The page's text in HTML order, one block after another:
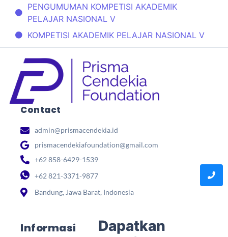
PENGUMUMAN KOMPETISI AKADEMIK
PELAJAR NASIONAL V
KOMPETISI AKADEMIK PELAJAR NASIONAL V
Contact
admin@prismacendekia.id
prismacendekiafoundation@gmail.com
+62 858-6429-1539
+62 821-3371-9877
Bandung, Jawa Barat, Indonesia
Informasi
Dapatkan